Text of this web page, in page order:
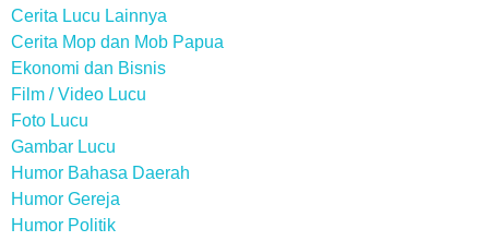
Cerita Lucu Lainnya
Cerita Mop dan Mob Papua
Ekonomi dan Bisnis
Film / Video Lucu
Foto Lucu
Gambar Lucu
Humor Bahasa Daerah
Humor Gereja
Humor Politik